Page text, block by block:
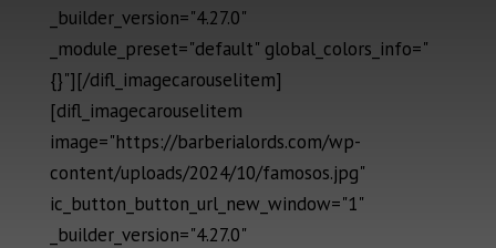
_builder_version="4.27.0"
_module_preset="default" global_colors_info="
{}"][/difl_imagecarouselitem]
[difl_imagecarouselitem
image="https://barberialords.com/wp-
content/uploads/2024/10/famosos.jpg"
ic_button_button_url_new_window="1"
_builder_version="4.27.0"